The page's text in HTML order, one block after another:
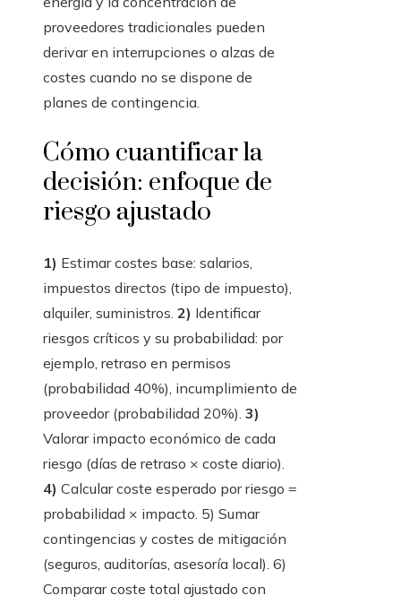
proveedores tradicionales pueden
derivar en interrupciones o alzas de
costes cuando no se dispone de
planes de contingencia.
Cómo cuantificar la
decisión: enfoque de
riesgo ajustado
1) Estimar costes base: salarios,
impuestos directos (tipo de impuesto),
alquiler, suministros. 2) Identificar
riesgos críticos y su probabilidad: por
ejemplo, retraso en permisos
(probabilidad 40%), incumplimiento de
proveedor (probabilidad 20%). 3)
Valorar impacto económico de cada
riesgo (días de retraso × coste diario).
4) Calcular coste esperado por riesgo =
probabilidad × impacto. 5) Sumar
contingencias y costes de mitigación
(seguros, auditorías, asesoría local). 6)
Comparar coste total ajustado con